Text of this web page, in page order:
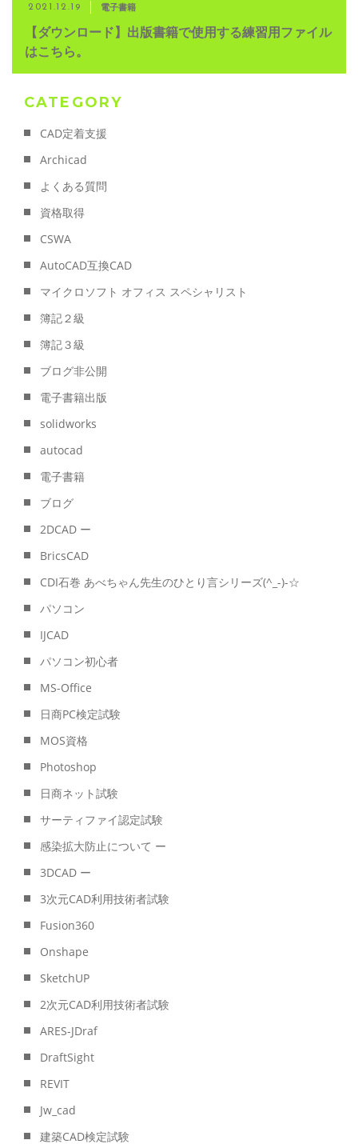
2021.12.19 電子書籍
【ダウンロード】出版書籍で使用する練習用ファイル
はこちら。
CATEGORY
CAD定着支援
Archicad
よくある質問
資格取得
CSWA
AutoCAD互換CAD
マイクロソフト オフィス スペシャリスト
簿記２級
簿記３級
ブログ非公開
電子書籍出版
solidworks
autocad
電子書籍
ブログ
2DCAD ー
BricsCAD
CDI石巻 あべちゃん先生のひとり言シリーズ(^_-)-☆
パソコン
IJCAD
パソコン初心者
MS-Office
日商PC検定試験
MOS資格
Photoshop
日商ネット試験
サーティファイ認定試験
感染拡大防止について ー
3DCAD ー
3次元CAD利用技術者試験
Fusion360
Onshape
SketchUP
2次元CAD利用技術者試験
ARES-JDraf
DraftSight
REVIT
Jw_cad
建築CAD検定試験